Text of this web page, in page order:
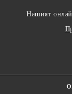
Нашият